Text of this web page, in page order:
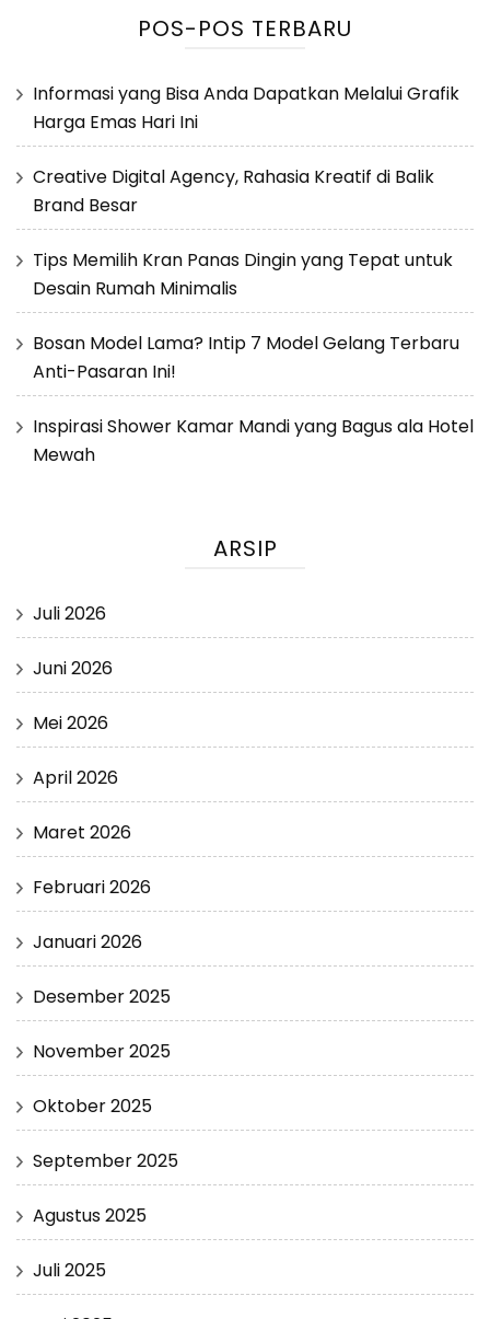
POS-POS TERBARU
Informasi yang Bisa Anda Dapatkan Melalui Grafik
Harga Emas Hari Ini
Creative Digital Agency, Rahasia Kreatif di Balik
Brand Besar
Tips Memilih Kran Panas Dingin yang Tepat untuk
Desain Rumah Minimalis
Bosan Model Lama? Intip 7 Model Gelang Terbaru
Anti-Pasaran Ini!
Inspirasi Shower Kamar Mandi yang Bagus ala Hotel
Mewah
ARSIP
Juli 2026
Juni 2026
Mei 2026
April 2026
Maret 2026
Februari 2026
Januari 2026
Desember 2025
November 2025
Oktober 2025
September 2025
Agustus 2025
Juli 2025